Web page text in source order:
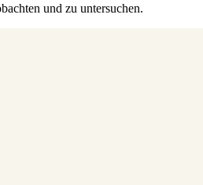
und zu untersuchen.